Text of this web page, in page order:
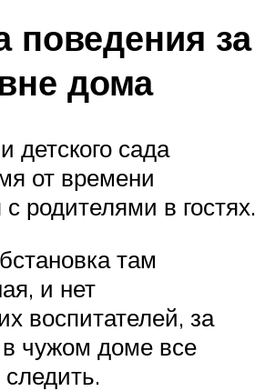
поведения за
дома
детского сада
от времени
родителями в гостях.
там
и нет
воспитателей, за
чужом доме все